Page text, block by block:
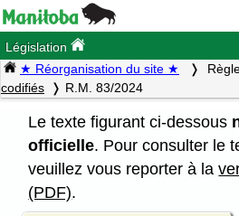
Législation
★ Réorganisation du site ★
codifiés
R.M. 83/2024
Le texte figurant ci-dessous
officielle. Pour consulter le
veuillez vous reporter à la
(PDF).